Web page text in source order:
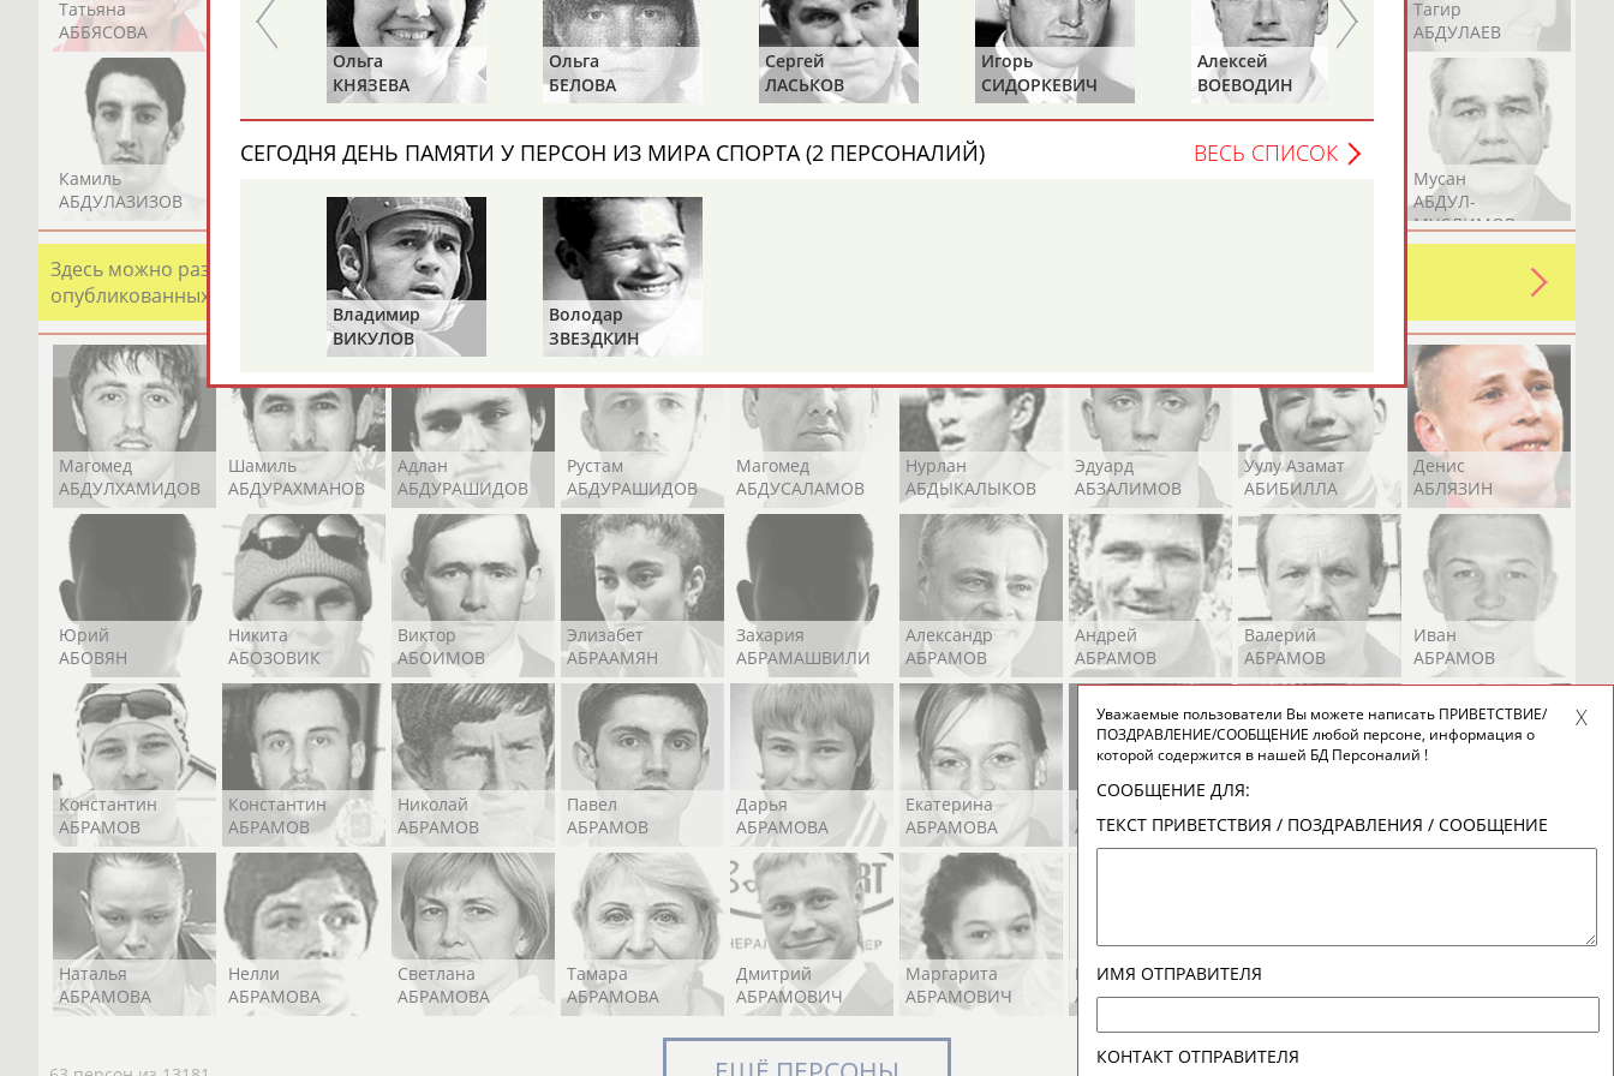
Татьяна
АББЯСОВА
Акжана
АБДИКАРИМОВА
Артур
АБДРАХМАНОВ
Каримжан
АБДРАХМАНОВ
Аделя
АБДРАХМАНОВА
Андрей
АБДУВАЛИЕВ
Герман
АБДУЛАЕВ
Рамазан
АБДУЛАЕВ
Тагир
АБДУЛАЕВ
Камиль
АБДУЛАЗИЗОВ
АБДУЛБЕКОВ
АБДУЛДАУДОВ
АБДУЛЖАЛИЛОВ
Мусан
АБДУЛ-
МУСЛИМОВ
Здесь можно разместить информацию о хорошо известном спортсмене, тренере, специалисте или исправить какую-либо ошибку в уже
опубликованных записях. Страна должна знать своих героев! Герои спорта - это одни из главных патриотов своей страны!
Магомед
АБДУЛХАМИДОВ
Шамиль
АБДУРАХМАНОВ
Адлан
АБДУРАШИДОВ
Рустам
АБДУРАШИДОВ
Магомед
АБДУСАЛАМОВ
Нурлан
АБДЫКАЛЫКОВ
Эдуард
АБЗАЛИМОВ
Уулу Азамат
АБИБИЛЛА
Денис
АБЛЯЗИН
Юрий
АБОВЯН
Никита
АБОЗОВИК
Виктор
АБОИМОВ
Элизабет
АБРААМЯН
Захария
АБРАМАШВИЛИ
Александр
АБРАМОВ
Андрей
АБРАМОВ
Валерий
АБРАМОВ
Иван
АБРАМОВ
Константин
АБРАМОВ
Константин
АБРАМОВ
Николай
АБРАМОВ
Павел
АБРАМОВ
Дарья
АБРАМОВА
Екатерина
АБРАМОВА
Екатерина
АБРАМОВА
Ирина
АБРАМОВА
АБРАМОВА
Наталья
АБРАМОВА
Нелли
АБРАМОВА
Светлана
АБРАМОВА
Тамара
АБРАМОВА
Дмитрий
АБРАМОВИЧ
Маргарита
АБРАМОВИЧ
Иракли
АБРАМЯН
Осеп
АБРАМЯН
АБРАРОВ
Зураб
САКАНДЕЛИДЗЕ
Ольга
КНЯЗЕВА
Ольга
БЕЛОВА
Сергей
ЛАСЬКОВ
Игорь
СИДОРКЕВИЧ
Алексей
ВОЕВОДИН
Андрей
КАБАНОВ
СЕГОДНЯ ДЕНЬ ПАМЯТИ У ПЕРСОН ИЗ МИРА СПОРТА (2 ПЕРСОНАЛИЙ) ВЕСЬ СПИСОК
Владимир
ВИКУЛОВ
Володар
ЗВЕЗДКИН
Уважаемые пользователи Вы можете написать ПРИВЕТСТВИЕ/
ПОЗДРАВЛЕНИЕ/СООБЩЕНИЕ любой персоне, информация о
которой содержится в нашей БД Персоналий !
СООБЩЕНИЕ ДЛЯ:
ТЕКСТ ПРИВЕТСТВИЯ / ПОЗДРАВЛЕНИЯ / СООБЩЕНИЕ
ИМЯ ОТПРАВИТЕЛЯ
КОНТАКТ ОТПРАВИТЕЛЯ